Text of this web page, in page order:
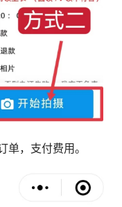
，支付费用。